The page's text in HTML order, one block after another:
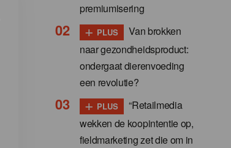
premiumisering
+ PLUS
Van brokken
naar gezondheidsproduct:
ondergaat dierenvoeding
een revolutie?
+ PLUS
“Retailmedia
wekken de koopintentie op,
fieldmarketing zet die om in